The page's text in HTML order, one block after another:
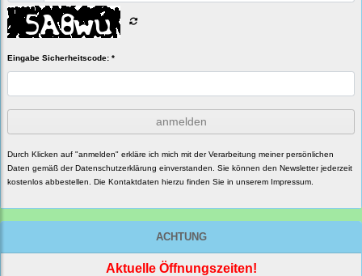
Eingabe Sicherheitscode: *
anmelden
Durch Klicken auf "anmelden" erkläre ich mich mit der Verarbeitung meiner persönlichen
Daten gemäß derDatenschutzerklärung einverstanden. Sie können den Newsletter jederzeit
kostenlos abbestellen. Die Kontaktdaten hierzu finden Sie in unserem Impressum.
ACHTUNG
Aktuelle Öffnungszeiten!